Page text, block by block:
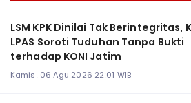
LSM KPK Dinilai Tak Berintegritas,
LPAS Soroti Tuduhan Tanpa Bukti
terhadap KONI Jatim
Kamis, 06 Agu 2026 22:01 WIB